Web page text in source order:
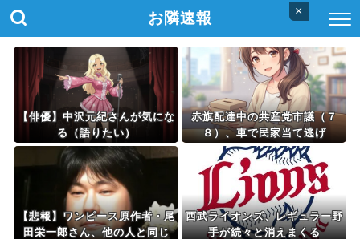
×
お隣速報
【俳優】中沢元紀さんが気にな
る（語りたい）
赤旗配達中の共産党市議（７
８）、車で民家当て逃げ
【悲報】ワンピース原作者・尾
田栄一郎さん、他の人と同じ
西武ライオンズ、レギュラー野
手が続々と消えまくる